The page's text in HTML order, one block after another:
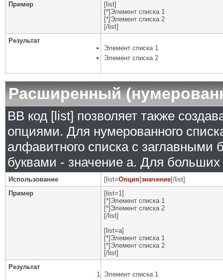
Пример
[list]
[*]Элемент списка 1
[*]Элемент списка 2
[/list]
Результат
Элемент списка 1
Элемент списка 2
Расширенный
BB код [list] позволяет также
опциями. Для нумерованного
алфавитного списка с
буквами - значение а. Для
Использование [list=Опция]значение[/list]
Пример
[list=1]
[*]Элемент списка 1
[*]Элемент списка 2
[/list]
[list=a]
[*]Элемент списка 1
[*]Элемент списка 2
[/list]
Результат
Элемент списка 1